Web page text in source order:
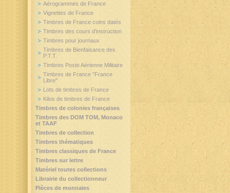
Aérogrammes de France
Vignettes de France
Timbres de France coins datés
Timbres des cours d'instruction
Timbres pour journaux
Timbres de Bienfaisance des
P.T.T.
Timbres Poste Aérienne Militaire
Timbres de France "France
Libre"
Lots de timbres de France
Kilos de timbres de France
Timbres de colonies françaises
Timbres des DOM TOM, Monaco
et TAAF
Timbres de collection
Timbres thématiques
Timbres classiques de France
Timbres sur lettre
Matériel toutes collections
Librairie du collectionneur
Pièces de monnaies